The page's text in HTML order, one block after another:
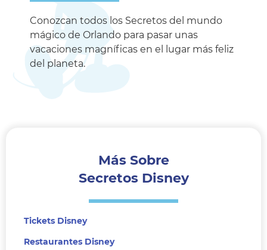
Conozcan todos los Secretos del mundo
mágico de Orlando para pasar unas
vacaciones magníficas en el lugar más feliz
del planeta.
Más Sobre
Secretos Disney
Tickets Disney
Restaurantes Disney